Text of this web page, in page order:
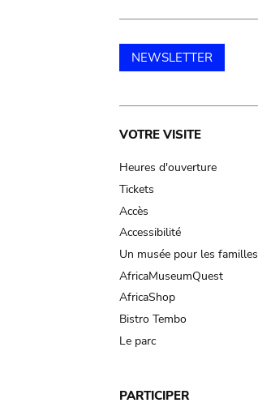
NEWSLETTER
Main
navigation
VOTRE VISITE
Heures d'ouverture
Tickets
Accès
Accessibilité
Un musée pour les familles
AfricaMuseumQuest
AfricaShop
Bistro Tembo
Le parc
PARTICIPER